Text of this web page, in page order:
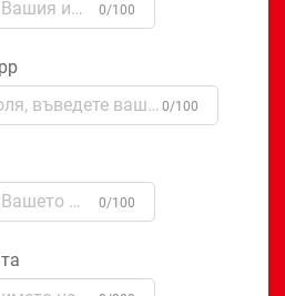
0/100
0/100
0/100